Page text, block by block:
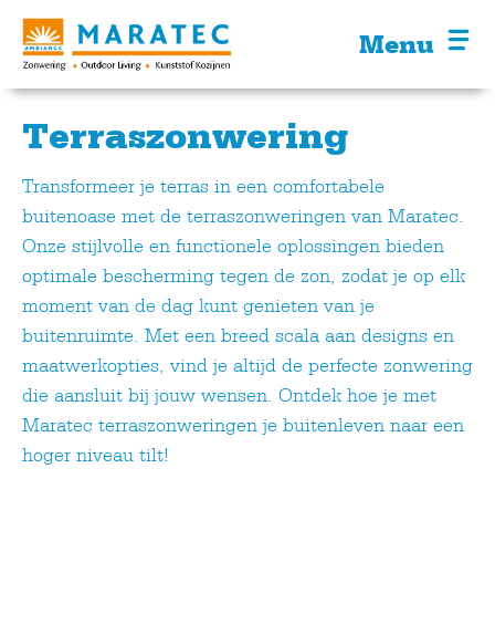
Menu
Terraszonwering
Transformeer je terras in een comfortabele
buitenoase met de terraszonweringen van Maratec.
Onze stijlvolle en functionele oplossingen bieden
optimale bescherming tegen de zon, zodat je op elk
moment van de dag kunt genieten van je
buitenruimte. Met een breed scala aan designs en
maatwerkopties, vind je altijd de perfecte zonwering
die aansluit bij jouw wensen. Ontdek hoe je met
Maratec terraszonweringen je buitenleven naar een
hoger niveau tilt!